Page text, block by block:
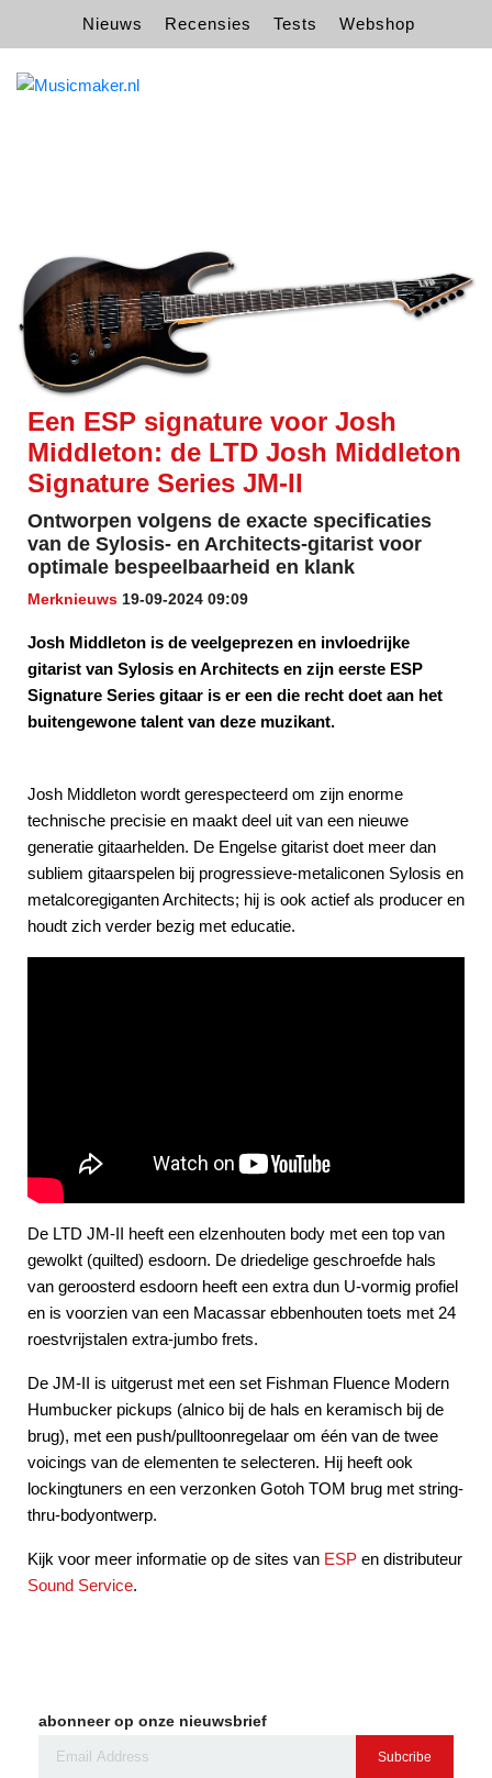
Nieuws Recensies Tests Webshop
Een ESP signature voor Josh
Middleton: de LTD Josh Middleton
Signature Series JM-II
Ontworpen volgens de exacte specificaties
van de Sylosis- en Architects-gitarist voor
optimale bespeelbaarheid en klank
Merknieuws 19-09-2024 09:09
Josh Middleton is de veelgeprezen en invloedrijke
gitarist van Sylosis en Architects en zijn eerste ESP
Signature Series gitaar is er een die recht doet aan het
buitengewone talent van deze muzikant.
Josh Middleton wordt gerespecteerd om zijn enorme
technische precisie en maakt deel uit van een nieuwe
generatie gitaarhelden. De Engelse gitarist doet meer dan
subliem gitaarspelen bij progressieve-metaliconen Sylosis en
metalcoregiganten Architects; hij is ook actief als producer en
houdt zich verder bezig met educatie.
De LTD JM-II heeft een elzenhouten body met een top van
gewolkt (quilted) esdoorn. De driedelige geschroefde hals
van geroosterd esdoorn heeft een extra dun U-vormig profiel
en is voorzien van een Macassar ebbenhouten toets met 24
roestvrijstalen extra-jumbo frets.
De JM-II is uitgerust met een set Fishman Fluence Modern
Humbucker pickups (alnico bij de hals en keramisch bij de
brug), met een push/pulltoonregelaar om één van de twee
voicings van de elementen te selecteren. Hij heeft ook
lockingtuners en een verzonken Gotoh TOM brug met string-
thru-bodyontwerp.
Kijk voor meer informatie op de sites van ESP en distributeur
Sound Service.
abonneer op onze nieuwsbrief
Subcribe